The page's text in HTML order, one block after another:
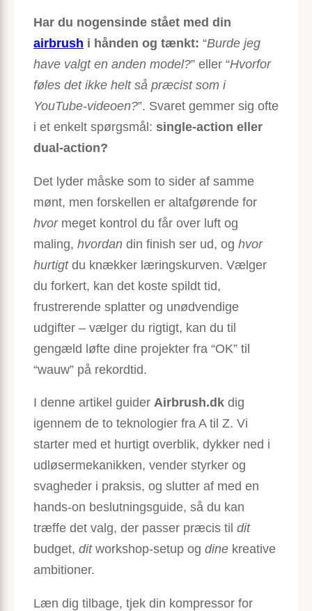
Har du nogensinde stået med din
airbrush i hånden og tænkt: “Burde jeg
have valgt en anden model?” eller “Hvorfor
føles det ikke helt så præcist som i
YouTube-videoen?”. Svaret gemmer sig ofte
i et enkelt spørgsmål: single-action eller
dual-action?
Det lyder måske som to sider af samme
mønt, men forskellen er altafgørende for
hvormeget kontrol du får over luft og
maling, hvordan din finish ser ud, og hvor
hurtigtdu knækker læringskurven. Vælger
du forkert, kan det koste spildt tid,
frustrerende splatter og unødvendige
udgifter – vælger du rigtigt, kan du til
gengæld løfte dine projekter fra “OK” til
“wauw” på rekordtid.
I denne artikel guider Airbrush.dk dig
igennem de to teknologier fra A til Z. Vi
starter med et hurtigt overblik, dykker ned i
udløsermekanikken, vender styrker og
svagheder i praksis, og slutter af med en
hands-on beslutningsguide, så du kan
træffe det valg, der passer præcis til dit
budget, ditworkshop-setup og dine kreative
ambitioner.
Læn dig tilbage, tjek din kompressor for